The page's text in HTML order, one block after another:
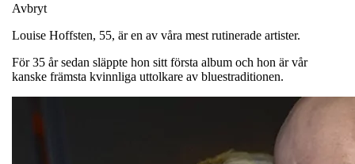
Avbryt
Louise Hoffsten, 55, är en av våra mest rutinerade artister.
För 35 år sedan släppte hon sitt första album och hon är vår
kanske främsta kvinnliga uttolkare av bluestraditionen.